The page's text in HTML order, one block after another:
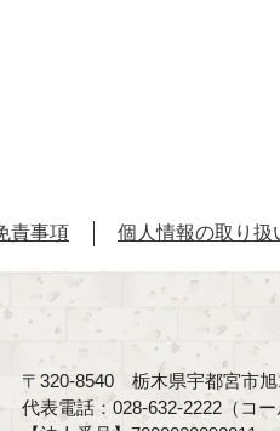
責事項 個人情報の取り扱
〒320-8540 栃木県宇都宮市旭
代表電話：028-632-2222（コ